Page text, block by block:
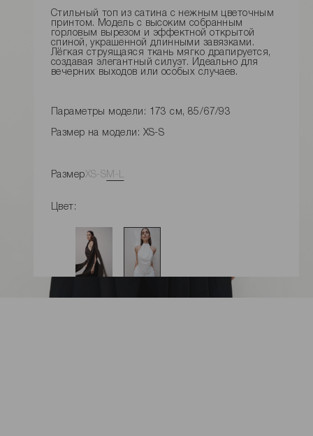
Стильный топ из сатина с нежным цветочным
принтом. Модель с высоким собранным
горловым вырезом и эффектной открытой
спиной, украшенной длинными завязками.
Лёгкая струящаяся ткань мягко драпируется,
создавая элегантный силуэт. Идеально для
вечерних выходов или особых случаев.
Параметры модели: 173 см, 85/67/93
Размер на модели: XS-S
РазмерXS-S M-L
Цвет: